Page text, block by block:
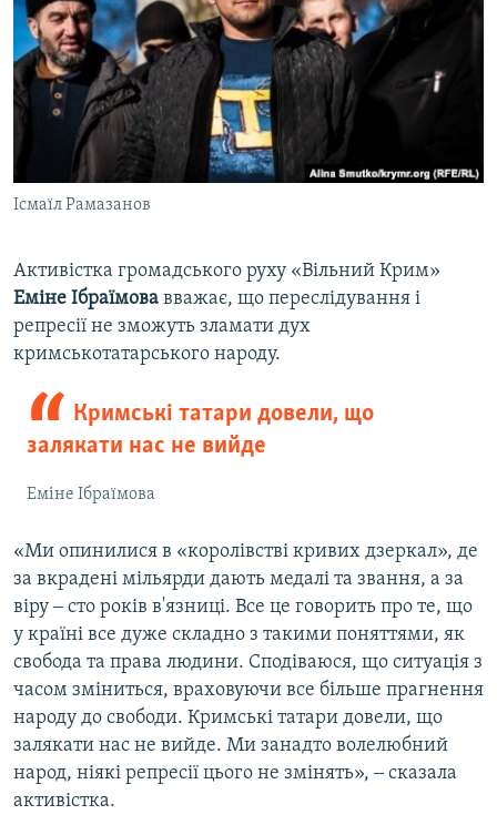
Ісмаїл Рамазанов
Активістка громадського руху «Вільний Крим»
Еміне Ібраїмова вважає, що переслідування і
репресії не зможуть зламати дух
кримськотатарського народу.
Кримські татари довели, що
залякати нас не вийде
Еміне Ібраїмова
«Ми опинилися в «королівстві кривих дзеркал», де
за вкрадені мільярди дають медалі та звання, а за
віру ‒ сто років в'язниці. Все це говорить про те, що
у країні все дуже складно з такими поняттями, як
свобода та права людини. Сподіваюся, що ситуація з
часом зміниться, враховуючи все більше прагнення
народу до свободи. Кримські татари довели, що
залякати нас не вийде. Ми занадто волелюбний
народ, ніякі репресії цього не змінять», ‒ сказала
активістка.